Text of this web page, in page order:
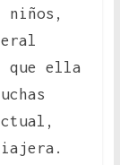
niños,
que ella